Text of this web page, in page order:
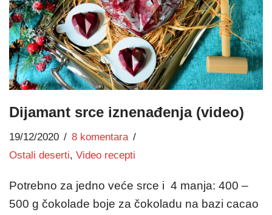
Dijamant srce iznenađenja (video)
19/12/2020
8 komentara
Ostali deserti, Video recepti
Potrebno za jedno veće srce i 4 manja: 400 –
500 g čokolade boje za čokoladu na bazi cacao